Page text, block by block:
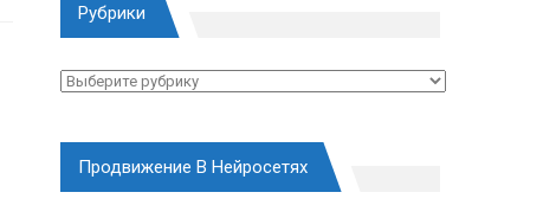
Рубрики
Рубрики
Продвижение В Нейросетях